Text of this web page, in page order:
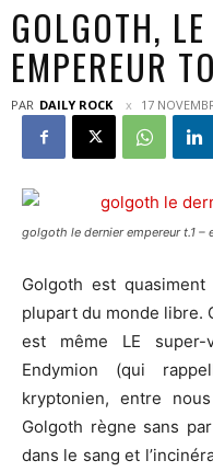
GOLGOTH,
EMPEREUR
PAR DAILY ROCK 17
golgoth le dernier empereur t.1 –
Golgoth est
plupart du monde libre.
est même LE
Endymion (qui
kryptonien, entre
Golgoth règne sans
dans le sang et